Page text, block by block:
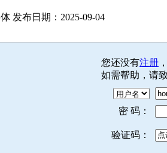
发布日期：2025-09-04
您还没有注册
如需帮助，请
密 码：
验证码：